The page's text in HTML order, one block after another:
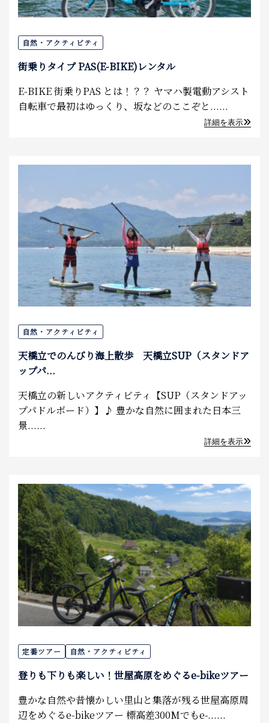
自然・アクティビティ
街乗りタイプ PAS(E-BIKE)レンタル
E-BIKE 街乗りPAS とは！？？ ヤマハ製電動アシスト
自転車で最初はゆっくり、坂などのここぞと......
詳細を表示
自然・アクティビティ
天橋立でのんびり海上散歩 天橋立SUP（スタンドア
ップパ...
天橋立の新しいアクティビティ【SUP（スタンドアッ
プパドルボード）】♪ 豊かな自然に囲まれた日本三
景......
詳細を表示
定番ツアー 自然・アクティビティ
登りも下りも楽しい！世屋高原をめぐるe-bikeツアー
豊かな自然や昔懐かしい里山と集落が残る世屋高原周
辺をめぐるe-bikeツアー 標高差300Mでもe-......